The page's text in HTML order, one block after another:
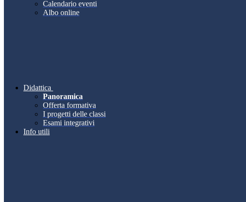
Calendario eventi
Albo online
Didattica
Panoramica
Offerta formativa
I progetti delle classi
Esami integrativi
Info utili